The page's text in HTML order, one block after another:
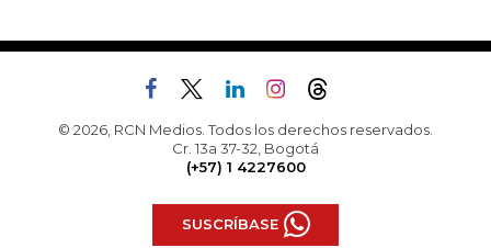
© 2026, RCN Medios. Todos los derechos reservados.
Cr. 13a 37-32, Bogotá
(+57) 1 4227600
SUSCRÍBASE